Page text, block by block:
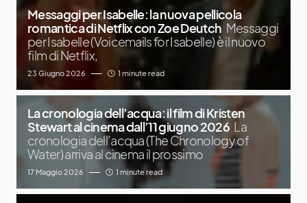
Messaggi per Isabelle: la nuova pellicola
romantica di Netflix con Zoe Deutch Messaggi
per Isabelle (Voicemails for Isabelle) è il nuovo
film di Netflix,
23 Giugno 2026 1 minute read
La cronologia dell’acqua: il film di Kristen
Stewart al cinema dall’11 giugno 2026 La
cronologia dell’acqua (The Chronology of
Water) arriva al cinema il prossimo
17 Maggio 2026 1 minute read